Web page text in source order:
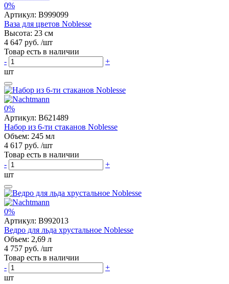
0%
Артикул: B999099
Ваза для цветов Noblesse
Высота: 23 см
4 647 руб. /шт
Товар есть в наличии
-
+
шт
0%
Артикул: B621489
Набор из 6-ти стаканов Noblesse
Объем: 245 мл
4 617 руб. /шт
Товар есть в наличии
-
+
шт
0%
Артикул: B992013
Ведро для льда хрустальное Noblesse
Объем: 2,69 л
4 757 руб. /шт
Товар есть в наличии
-
+
шт